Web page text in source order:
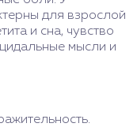
для взрослой
и сна, чувство
мысли и